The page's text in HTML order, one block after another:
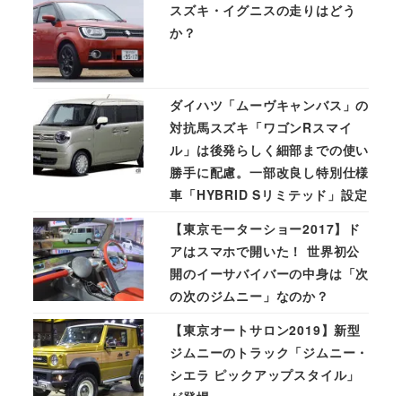
スズキ・イグニスの走りはどう
か？
ダイハツ「ムーヴキャンバス」の
対抗馬スズキ「ワゴンRスマイ
ル」は後発らしく細部までの使い
勝手に配慮。一部改良し特別仕様
車「HYBRID Sリミテッド」設定
【東京モーターショー2017】ド
アはスマホで開いた！ 世界初公
開のイーサバイバーの中身は「次
の次のジムニー」なのか？
【東京オートサロン2019】新型
ジムニーのトラック「ジムニー・
シエラ ピックアップスタイル」